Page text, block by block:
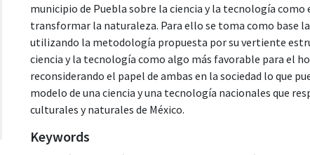
municipio de Puebla sobre la ciencia y la tecnología
transformar la naturaleza. Para ello se toma como base
utilizando la metodología propuesta por su vertiente
ciencia y la tecnología como algo más favorable para el
reconsiderando el papel de ambas en la sociedad lo que
modelo de una ciencia y una tecnología nacionales que
culturales y naturales de México.
Keywords